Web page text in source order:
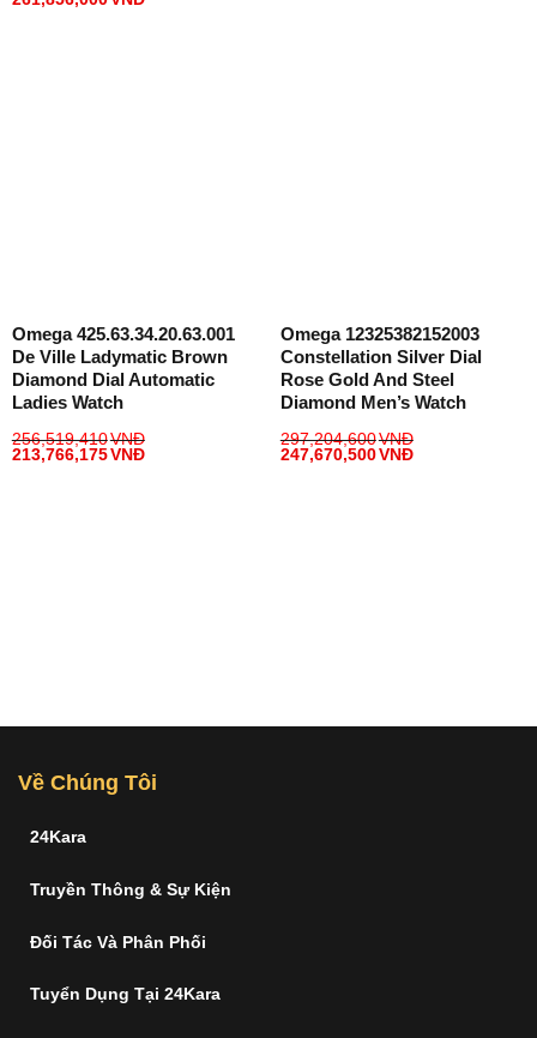
Omega 425.63.34.20.63.001
De Ville Ladymatic Brown
Diamond Dial Automatic
Ladies Watch
256,519,410VNĐ
213,766,175VNĐ
Omega 12325382152003
Constellation Silver Dial
Rose Gold And Steel
Diamond Men’s Watch
297,204,600VNĐ
247,670,500VNĐ
Về Chúng Tôi
24Kara
Truyền Thông & Sự Kiện
Đối Tác Và Phân Phối
Tuyển Dụng Tại 24Kara